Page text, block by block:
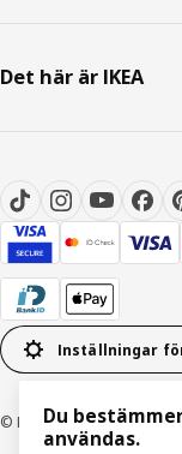
Det här är IKEA
Inställningar
© Inter IKEA Systems B.V.
Du
användas.